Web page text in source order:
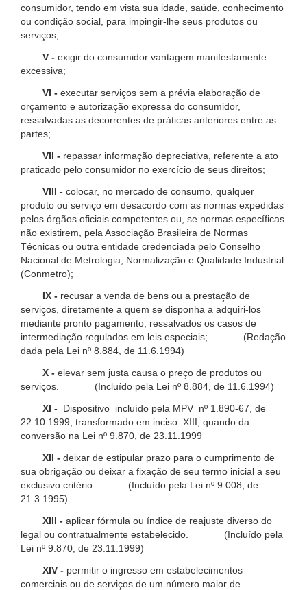
consumidor, tendo em vista sua idade, saúde, conhecimento
ou condição social, para impingir-lhe seus produtos ou
serviços;
V - exigir do consumidor vantagem manifestamente
excessiva;
VI - executar serviços sem a prévia elaboração de
orçamento e autorização expressa do consumidor,
ressalvadas as decorrentes de práticas anteriores entre as
partes;
VII - repassar informação depreciativa, referente a ato
praticado pelo consumidor no exercício de seus direitos;
VIII - colocar, no mercado de consumo, qualquer
produto ou serviço em desacordo com as normas expedidas
pelos órgãos oficiais competentes ou, se normas específicas
não existirem, pela Associação Brasileira de Normas
Técnicas ou outra entidade credenciada pelo Conselho
Nacional de Metrologia, Normalização e Qualidade Industrial
(Conmetro);
IX - recusar a venda de bens ou a prestação de
serviços, diretamente a quem se disponha a adquiri-los
mediante pronto pagamento, ressalvados os casos de
intermediação regulados em leis especiais; (Redação
dada pela Lei nº 8.884, de 11.6.1994)
X - elevar sem justa causa o preço de produtos ou
serviços. (Incluído pela Lei nº 8.884, de 11.6.1994)
XI -
Dispositivo incluído pela MPV nº 1.890-67, de
22.10.1999, transformado em inciso XIII, quando da
conversão na Lei nº 9.870, de 23.11.1999
XII - deixar de estipular prazo para o cumprimento de
sua obrigação ou deixar a fixação de seu termo inicial a seu
exclusivo critério. (Incluído pela Lei nº 9.008, de
21.3.1995)
XIII - aplicar fórmula ou índice de reajuste diverso do
legal ou contratualmente estabelecido. (Incluído pela
Lei nº 9.870, de 23.11.1999)
XIV - permitir o ingresso em estabelecimentos
comerciais ou de serviços de um número maior de